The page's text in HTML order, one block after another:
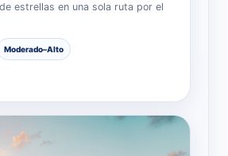
estrellas en una sola ruta por el
Moderado–Alto